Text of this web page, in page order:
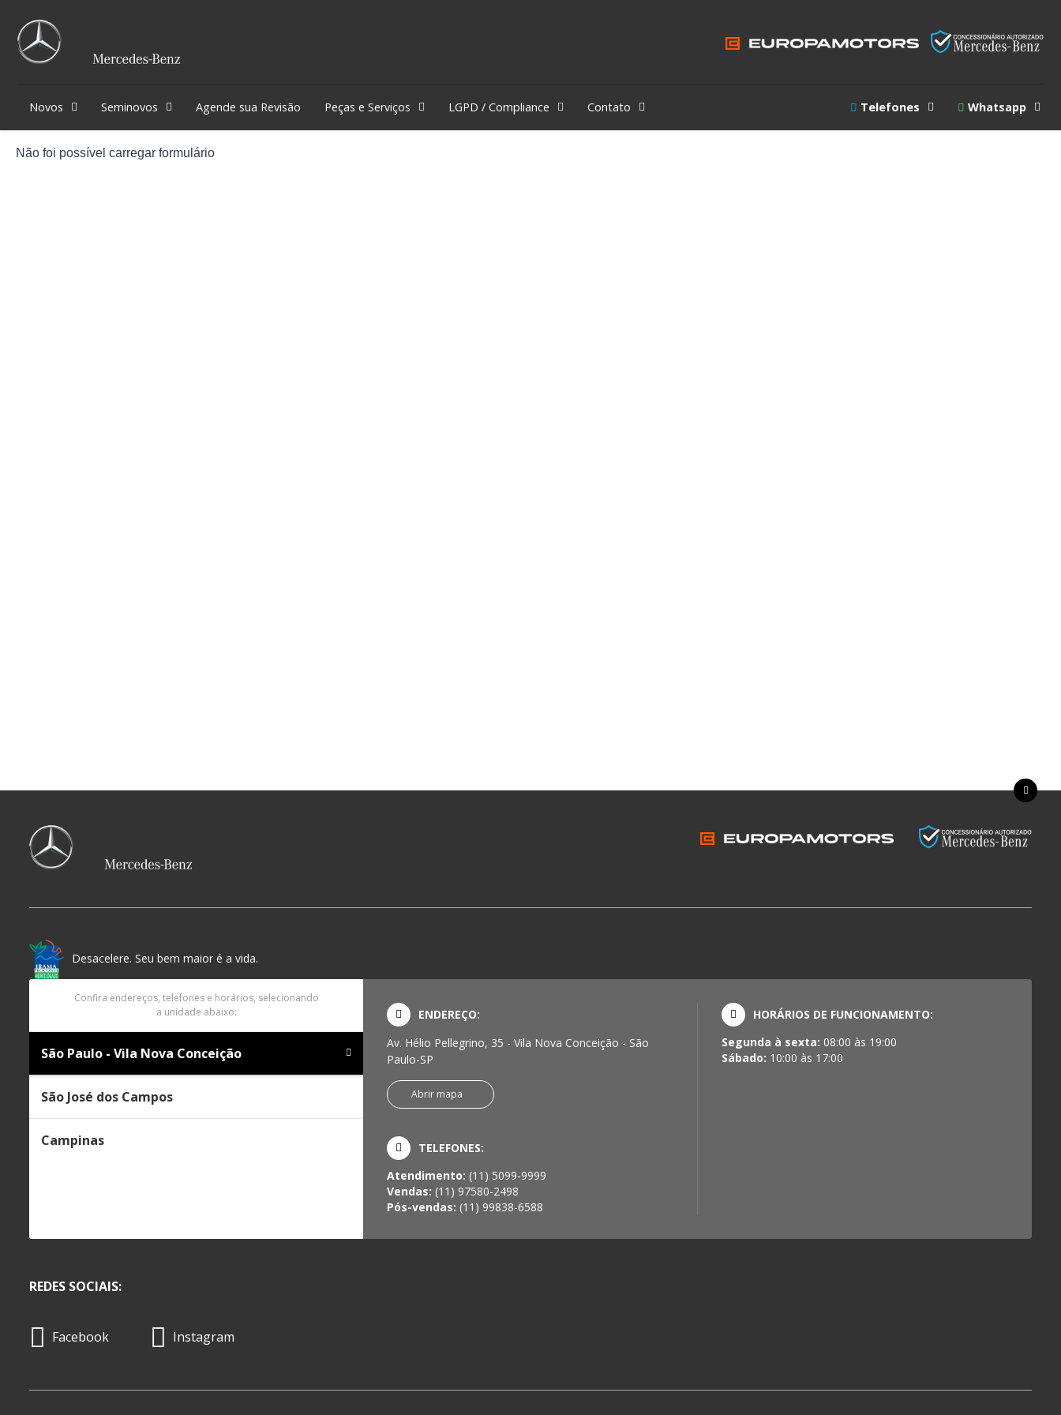
Novos Seminovos Agende sua Revisão Peças e Serviços LGPD / Compliance Contato Telefones Whatsapp
Desacelere. Seu bem maior é a vida.
Confira endereços, telefones e horários, selecionando
a unidade abaixo:
São Paulo - Vila Nova Conceição
São José dos Campos
Campinas
ENDEREÇO:
Av. Hélio Pellegrino, 35 - Vila Nova Conceição - São
Paulo-SP
Abrir mapa
TELEFONES:
Atendimento: (11) 5099-9999
Vendas: (11) 97580-2498
Pós-vendas: (11) 99838-6588
HORÁRIOS DE FUNCIONAMENTO:
Segunda à sexta: 08:00 às 19:00
Sábado: 10:00 às 17:00
REDES SOCIAIS:
Facebook Instagram